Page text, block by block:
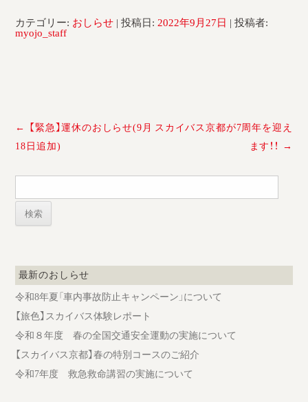
カテゴリー: おしらせ | 投稿日: 2022年9月27日 |投稿者:
myojo_staff
投
稿
シ
ョ
←
【緊急】運休のおしらせ(9月
18日追加)
スカイバス京都が7周年を迎え
ます！！
→
検
最新のおしらせ
令和8年夏「車内事故防止キャンペーン」について
【旅色】スカイバス体験レポート
令和８年度 春の全国交通安全運動の実施について
【スカイバス京都】春の特別コースのご紹介
令和7年度 救急救命講習の実施について